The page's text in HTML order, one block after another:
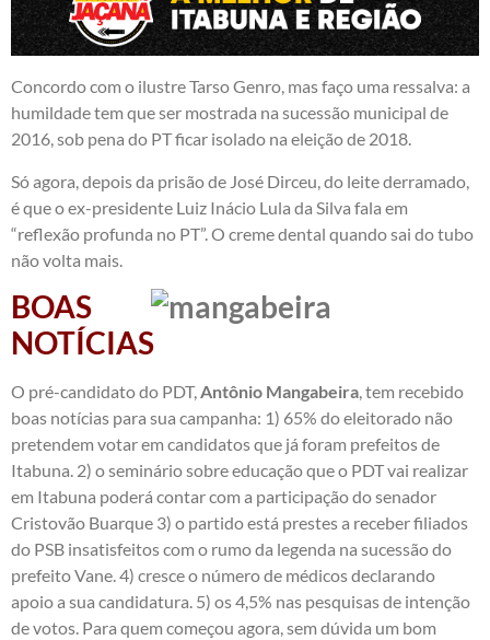
Concordo com o ilustre Tarso Genro, mas faço uma ressalva: a
humildade tem que ser mostrada na sucessão municipal de
2016, sob pena do PT ficar isolado na eleição de 2018.
Só agora, depois da prisão de José Dirceu, do leite derramado,
é que o ex-presidente Luiz Inácio Lula da Silva fala em
“reflexão profunda no PT”. O creme dental quando sai do tubo
não volta mais.
BOAS
NOTÍCIAS
O pré-candidato do PDT,Antônio Mangabeira, tem recebido
boas notícias para sua campanha: 1) 65% do eleitorado não
pretendem votar em candidatos que já foram prefeitos de
Itabuna. 2) o seminário sobre educação que o PDT vai realizar
em Itabuna poderá contar com a participação do senador
Cristovão Buarque 3) o partido está prestes a receber filiados
do PSB insatisfeitos com o rumo da legenda na sucessão do
prefeito Vane. 4) cresce o número de médicos declarando
apoio a sua candidatura. 5) os 4,5% nas pesquisas de intenção
de votos. Para quem começou agora, sem dúvida um bom